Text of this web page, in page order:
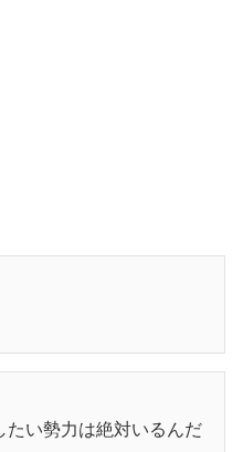
たい勢力は絶対いるんだ